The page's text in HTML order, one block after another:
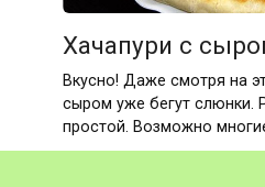
Хачапури с
Вкусно! Даже смотря на
сыром уже бегут слюнки.
простой. Возможно